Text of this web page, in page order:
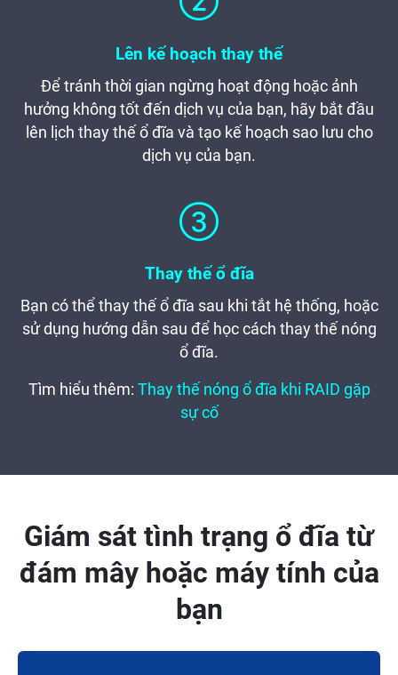
Lên kế hoạch thay thế
Để tránh thời gian ngừng hoạt động hoặc ảnh
hưởng không tốt đến dịch vụ của bạn, hãy bắt đầu
lên lịch thay thế ổ đĩa và tạo kế hoạch sao lưu cho
dịch vụ của bạn.
Thay thế ổ đĩa
Bạn có thể thay thế ổ đĩa sau khi tắt hệ thống, hoặc
sử dụng hướng dẫn sau để học cách thay thế nóng
ổ đĩa.
Tìm hiểu thêm: Thay thế nóng ổ đĩa khi RAID gặp
sự cố
Giám sát tình trạng ổ đĩa từ
đám mây hoặc máy tính của
bạn